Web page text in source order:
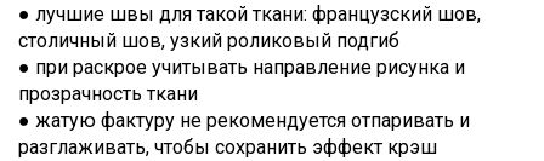
● лучшие швы для такой ткани: французский шов,
столичный шов, узкий роликовый подгиб
● при раскрое учитывать направление рисунка и
прозрачность ткани
● жатую фактуру не рекомендуется отпаривать и
разглаживать, чтобы сохранить эффект крэш